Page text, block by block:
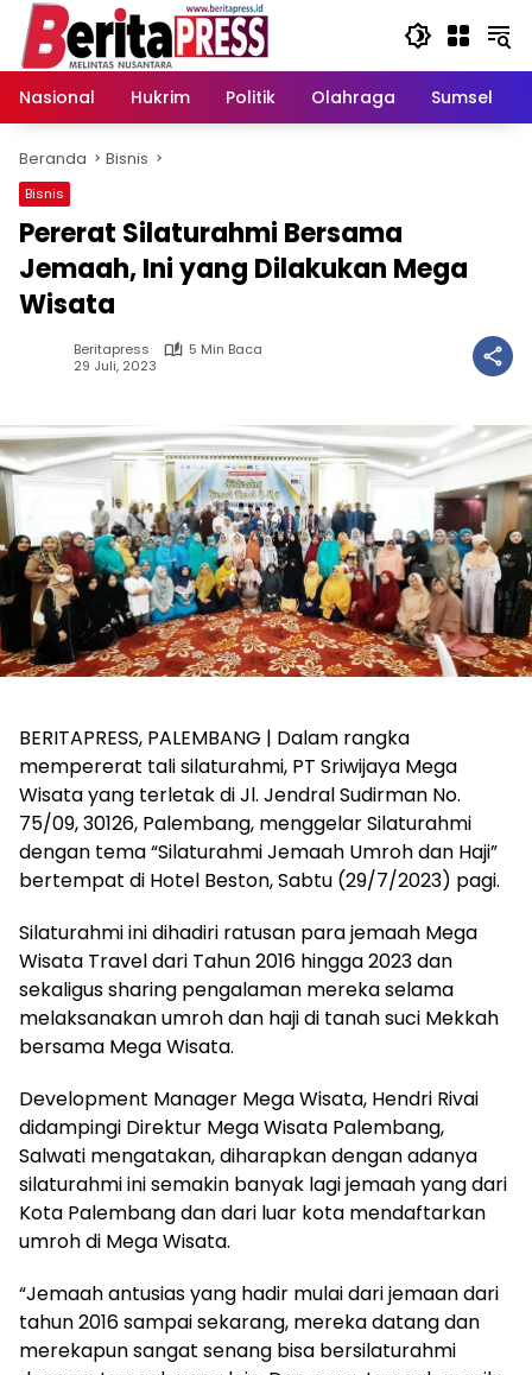
Langsung
konten
Nasional
Hukrim Politik Olahraga Sumsel
Beranda Bisnis
Bisnis
Pererat Silaturahmi Bersama
Jemaah, Ini yang Dilakukan Mega
Wisata
Beritapress
5 Min Baca
29 Juli, 2023
BERITAPRESS, PALEMBANG | Dalam rangka
mempererat tali silaturahmi, PT Sriwijaya Mega
Wisata yang terletak di Jl. Jendral Sudirman No.
75/09, 30126, Palembang, menggelar Silaturahmi
dengan tema “Silaturahmi Jemaah Umroh dan Haji”
bertempat di Hotel Beston, Sabtu (29/7/2023) pagi.
Silaturahmi ini dihadiri ratusan para jemaah Mega
Wisata Travel dari Tahun 2016 hingga 2023 dan
sekaligus sharing pengalaman mereka selama
melaksanakan umroh dan haji di tanah suci Mekkah
bersama Mega Wisata.
Development Manager Mega Wisata, Hendri Rivai
didampingi Direktur Mega Wisata Palembang,
Salwati mengatakan, diharapkan dengan adanya
silaturahmi ini semakin banyak lagi jemaah yang dari
Kota Palembang dan dari luar kota mendaftarkan
umroh di Mega Wisata.
“Jemaah antusias yang hadir mulai dari jemaan dari
tahun 2016 sampai sekarang, mereka datang dan
merekapun sangat senang bisa bersilaturahmi